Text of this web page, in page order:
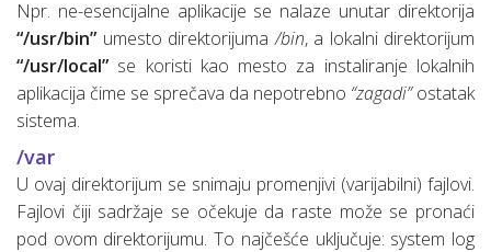
Npr. ne-esencijalne aplikacije se nalaze unutar direktorija
“/usr/bin” umesto direktorijuma/bin, a lokalni direktorijum
“/usr/local” se koristi kao mesto za instaliranje lokalnih
aplikacija čime se sprečava da nepotrebno “zagadi”ostatak
sistema.
/var
U ovaj direktorijum se snimaju promenjivi (varijabilni) fajlovi.
Fajlovi čiji sadržaje se očekuje da raste može se pronaći
pod ovom direktorijumu. To najčešće uključuje: system log